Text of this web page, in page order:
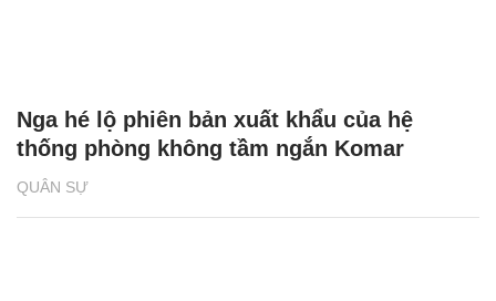
QUÂN SỰ
Nga hé lộ phiên bản xuất khẩu của hệ
thống phòng không tầm ngắn Komar